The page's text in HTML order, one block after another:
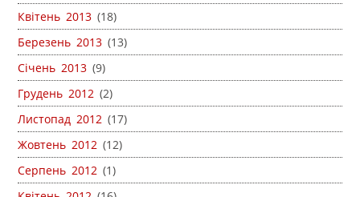
Квітень 2013 (18)
Березень 2013 (13)
Січень 2013 (9)
Грудень 2012 (2)
Листопад 2012 (17)
Жовтень 2012 (12)
Серпень 2012 (1)